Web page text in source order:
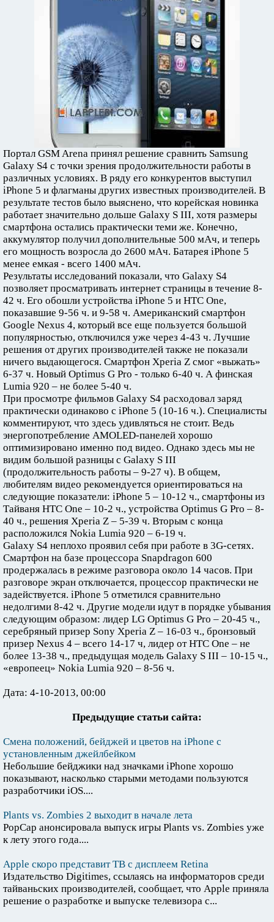
Портал GSM Arena принял решение сравнить Samsung
Galaxy S4 с точки зрения продолжительности работы в
различных условиях. В ряду его конкурентов выступил
iPhone 5 и флагманы других известных производителей. В
результате тестов было выяснено, что корейская новинка
работает значительно дольше Galaxy S III, хотя размеры
смартфона остались практически теми же. Конечно,
аккумулятор получил дополнительные 500 мАч, и теперь
его мощность возросла до 2600 мАч. Батарея iPhone 5
менее емкая - всего 1400 мАч.
Результаты исследований показали, что Galaxy S4
позволяет просматривать интернет страницы в течение 8-
42 ч. Его обошли устройства iPhone 5 и HTC One,
показавшие 9-56 ч. и 9-58 ч. Американский смартфон
Google Nexus 4, который все еще пользуется большой
популярностью, отключился уже через 4-43 ч. Лучшие
решения от других производителей также не показали
ничего выдающегося. Смартфон Xperia Z смог «выжать»
6-37 ч. Новый Optimus G Pro - только 6-40 ч. А финская
Lumia 920 – не более 5-40 ч.
При просмотре фильмов Galaxy S4 расходовал заряд
практически одинаково с iPhone 5 (10-16 ч.). Специалисты
комментируют, что здесь удивляться не стоит. Ведь
энергопотребление AMOLED-панелей хорошо
оптимизировано именно под видео. Однако здесь мы не
видим большой разницы с Galaxy S III
(продолжительность работы – 9-27 ч). В общем,
любителям видео рекомендуется ориентироваться на
следующие показатели: iPhone 5 – 10-12 ч., смартфоны из
Тайваня HTC One – 10-2 ч., устройства Optimus G Pro – 8-
40 ч., решения Xperia Z – 5-39 ч. Вторым с конца
расположился Nokia Lumia 920 – 6-19 ч.
Galaxy S4 неплохо проявил себя при работе в 3G-сетях.
Смартфон на базе процессора Snapdragon 600
продержалась в режиме разговора около 14 часов. При
разговоре экран отключается, процессор практически не
задействуется. iPhone 5 отметился сравнительно
недолгими 8-42 ч. Другие модели идут в порядке убывания
следующим образом: лидер LG Optimus G Pro – 20-45 ч.,
серебряный призер Sony Xperia Z – 16-03 ч., бронзовый
призер Nexus 4 – всего 14-17 ч, лидер от HTC One – не
более 13-38 ч., предыдущая модель Galaxy S III – 10-15 ч.,
«европеец» Nokia Lumia 920 – 8-56 ч.
Дата: 4-10-2013, 00:00
Предыдущие статьи сайта:
Смена положений, бейджей и цветов на iPhone с
установленным джейлбейком
Небольшие бейджики над значками iPhone хорошо
показывают, насколько старыми методами пользуются
разработчики iOS....
Plants vs. Zombies 2 выходит в начале лета
PopCap анонсировала выпуск игры Plants vs. Zombies уже
к лету этого года....
Apple скоро представит ТВ с дисплеем Retina
Издательство Digitimes, ссылаясь на информаторов среди
тайваньских производителей, сообщает, что Apple приняла
решение о разработке и выпуске телевизора с...